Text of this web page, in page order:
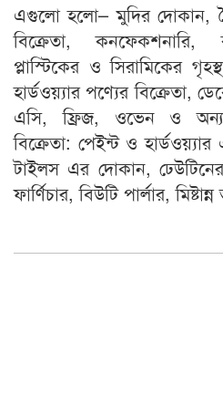
এগুলো হলো– মুদির দোকান,
বিক্রেতা, কনফেকশনারি,
প্লাস্টিকের ও সিরামিকের
হার্ডওয়্যার পণ্যের বিক্রেতা,
এসি, ফ্রিজ, ওভেন ও
বিক্রেতা: পেইন্ট ও
টাইলস এর দোকান,
ফার্ণিচার, বিউটি পার্লার,